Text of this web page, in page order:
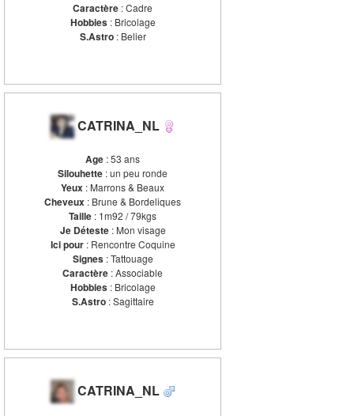
Caractère : Cadre
Hobbies: Bricolage
S.Astro: Belier
CATRINA_NL
Age : 53 ans
Silouhette : un peu ronde
Yeux : Marrons & Beaux
Cheveux : Brune & Bordeliques
Taille : 1m92 / 79kgs
Je Déteste: Mon visage
Ici pour: Rencontre Coquine
Signes: Tattouage
Caractère : Associable
Hobbies: Bricolage
S.Astro: Sagittaire
CATRINA_NL